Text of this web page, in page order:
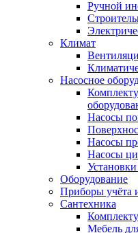
Ручной
Климат
Насосное
Насосы
Насосы
Насосы
Оборудование
Приборы
Сантехника
Мебель